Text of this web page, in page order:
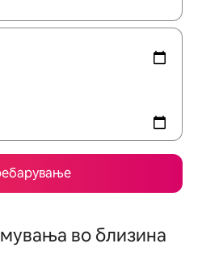
во близина